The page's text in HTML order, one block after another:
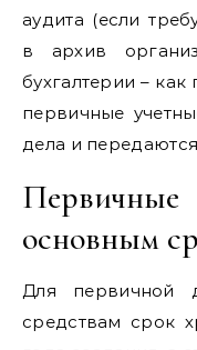
аудита (если
в архив
бухгалтерии –
первичные
дела и
основным
Для первичной
средствам срок